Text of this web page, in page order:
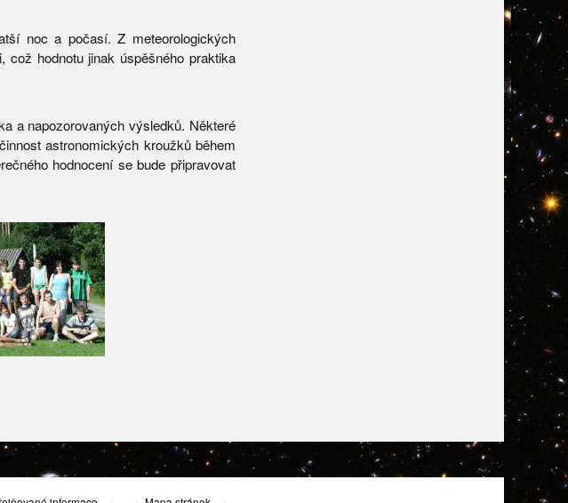
noc a počasí. Z meteorologických
což hodnotu jinak úspěšného praktika
a napozorovaných výsledků. Některé
astronomických kroužků během
hodnocení se bude připravovat